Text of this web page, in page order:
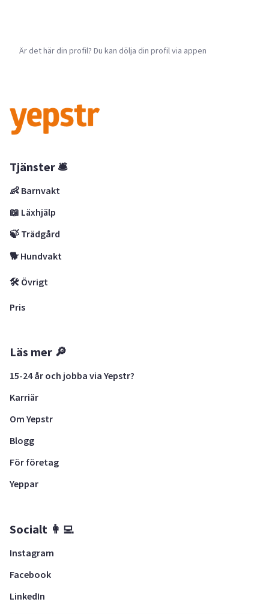
Är det här din profil? Du kan dölja din profil via appen
Tjänster 🛎
👶 Barnvakt
📖 Läxhjälp
🍃 Trädgård
🐕 Hundvakt
🛠 Övrigt
Pris
Läs mer 🔎
15-24 år och jobba via Yepstr?
Karriär
Om Yepstr
Blogg
För företag
Yeppar
Socialt 👩‍💻
Instagram
Facebook
LinkedIn